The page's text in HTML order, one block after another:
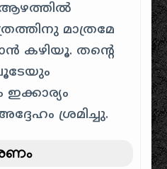
ആഴത്തിൽ
മാത്രമേ
കഴിയൂ. തന്റെ
ശ്രമിച്ചു.